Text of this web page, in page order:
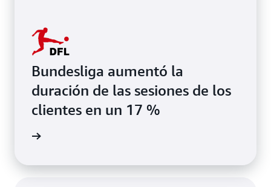
Bundesliga aumentó la
duración de las sesiones de los
clientes en un 17 %